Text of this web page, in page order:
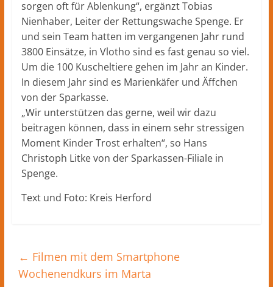
sorgen oft für Ablenkung“, ergänzt Tobias
Nienhaber, Leiter der Rettungswache Spenge. Er
und sein Team hatten im vergangenen Jahr rund
3800 Einsätze, in Vlotho sind es fast genau so viel.
Um die 100 Kuscheltiere gehen im Jahr an Kinder.
In diesem Jahr sind es Marienkäfer und Äffchen
von der Sparkasse.
„Wir unterstützen das gerne, weil wir dazu
beitragen können, dass in einem sehr stressigen
Moment Kinder Trost erhalten“, so Hans
Christoph Litke von der Sparkassen-Filiale in
Spenge.
Text und Foto: Kreis Herford
← Filmen mit dem Smartphone
Wochenendkurs im Marta